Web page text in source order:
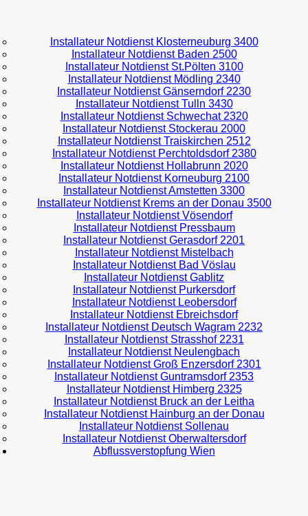
Installateur Notdienst Klosterneuburg 3400
Installateur Notdienst Baden 2500
Installateur Notdienst St.Pölten 3100
Installateur Notdienst Mödling 2340
Installateur Notdienst Gänserndorf 2230
Installateur Notdienst Tulln 3430
Installateur Notdienst Schwechat 2320
Installateur Notdienst Stockerau 2000
Installateur Notdienst Traiskirchen 2512
Installateur Notdienst Perchtoldsdorf 2380
Installateur Notdienst Hollabrunn 2020
Installateur Notdienst Korneuburg 2100
Installateur Notdienst Amstetten 3300
Installateur Notdienst Krems an der Donau 3500
Installateur Notdienst Vösendorf
Installateur Notdienst Pressbaum
Installateur Notdienst Gerasdorf 2201
Installateur Notdienst Mistelbach
Installateur Notdienst Bad Vöslau
Installateur Notdienst Gablitz
Installateur Notdienst Purkersdorf
Installateur Notdienst Leobersdorf
Installateur Notdienst Ebreichsdorf
Installateur Notdienst Deutsch Wagram 2232
Installateur Notdienst Strasshof 2231
Installateur Notdienst Neulengbach
Installateur Notdienst Groß Enzersdorf 2301
Installateur Notdienst Guntramsdorf 2353
Installateur Notdienst Himberg 2325
Installateur Notdienst Bruck an der Leitha
Installateur Notdienst Hainburg an der Donau
Installateur Notdienst Sollenau
Installateur Notdienst Oberwaltersdorf
Abflussverstopfung Wien